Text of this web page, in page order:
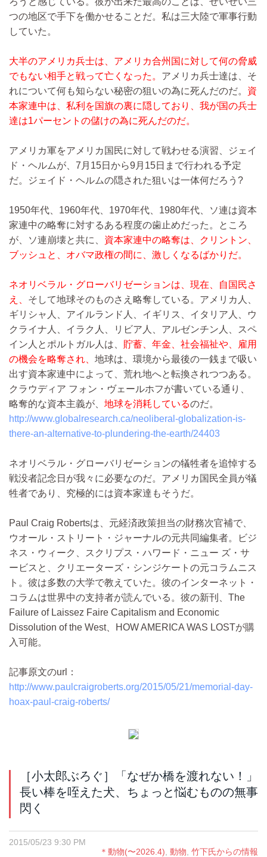
つの地区で手下を働かせることだ。私は三大陸で軍事行動
していた。
大半のアメリカ兵士は、アメリカ合州国に対して何の脅威
でもない相手と戦って亡くなった。 アメリカ兵士達は、そ
れについて何も知らない秘密の狙いの為に死んだのだ。 資
本家連中は、私利を国旗の裏に隠しており、我が国の兵士
達は1パーセントの儲けの為に死んだのだ。
アメリカ軍をアメリカ国民に対して戦わせる演習、ジェイ
ド・ヘルムが、7月15日から9月15日まで行われる予定
だ。ジェイド・ヘルムの隠された狙いは一体何だろう?
1950年代、1960年代、1970年代、1980年代、ソ連は資本
家連中の略奪に対するある程度の歯止めだった。ところ
が、ソ連崩壊と共に、 資本家連中の略奪は、クリントン、
ブッシュと、オバマ政権の間に、激しくなるばかりだ。
ネオリベラル・グローバリゼーションは、現在、自国民さ
え、 そして地球そのものさえ略奪している。アメリカ人、
ギリシャ人、アイルランド人、イギリス、イタリア人、ウ
クライナ人、イラク人、リビア人、アルゼンチン人、スペ
イン人とポルトガル人は、 貯蓄、年金、社会福祉や、雇用
の機会を略奪され、 地球は、環境から最後の一銭まで吸い
出す資本家連中によって、荒れ地へと転換されつつある。
クラウディア フォン・ヴェールホフが書いている通り、
略奪的な資本主義が、 地球を消耗しているのだ。
http://www.globalresearch.ca/neoliberal-globalization-is-
there-an-alternative-to-plundering-the-earth/24403
ネオリベラル・グローバリゼーションの犠牲者を追悼する
戦没者記念日が我々に必要なのだ。アメリカ国民全員が犠
牲者であり、究極的には資本家達もそうだ。
Paul Craig Robertsは、元経済政策担当の財務次官補で、
ウオール・ストリート・ジャーナルの元共同編集者。ビジ
ネス・ウィーク、スクリプス・ハワード・ニュー ズ・サ
ービスと、クリエーターズ・シンジケートの元コラムニス
ト。彼は多数の大学で教えていた。彼のインターネット・
コラムは世界中の支持者が読んでいる。彼の新刊、The
Failure of Laissez Faire Capitalism and Economic
Dissolution of the West、HOW AMERICA WAS LOSTが購
入可能。
記事原文のurl：
http://www.paulcraigroberts.org/2015/05/21/memorial-day-
hoax-paul-craig-roberts/
［小太郎ぶろぐ］「なぜか橋を渡れない！」
長い棒を咥えた犬、ちょっと悩むものの無事
閃く
2015/05/23 9:30 PM
＊動物(〜2026.4) 動物 竹下氏からの情報